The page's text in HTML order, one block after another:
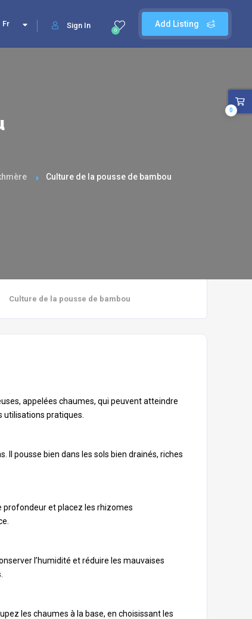
Add Listing
0
Sign In
Fr
Culture de la pousse de bambou
Culture de la pousse de bambou
appelées chaumes, qui peuvent atteindre
pratiques.
Il pousse bien dans les sols bien drainés, riches
profondeur et placez les rhizomes
l’humidité et réduire les mauvaises
les chaumes à la base, en choisissant les
0